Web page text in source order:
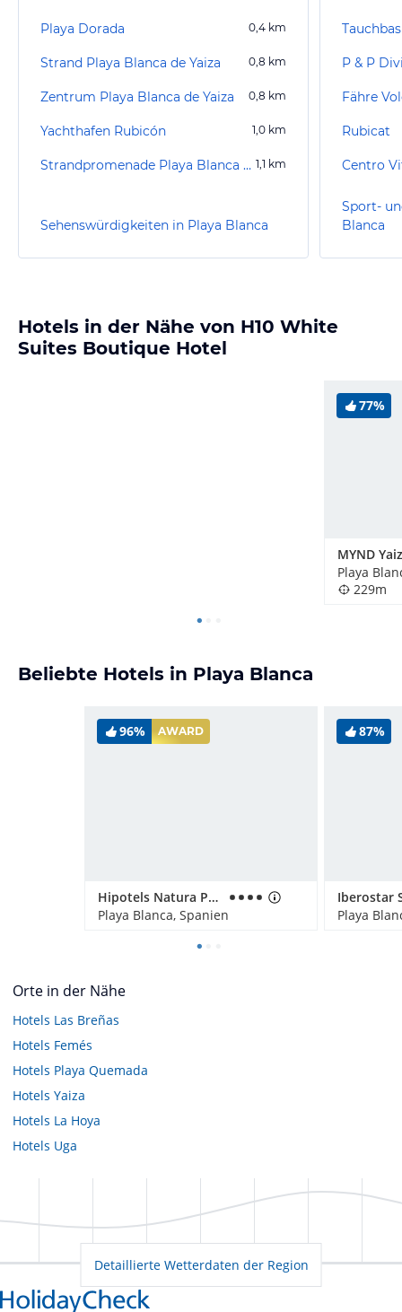
Playa Dorada 0,4 km
Strand Playa Blanca de Yaiza 0,8 km
Zentrum Playa Blanca de Yaiza 0,8 km
Yachthafen Rubicón 1,0 km
Strandpromenade Playa Blanca de Yaiza 1,1 km
Sehenswürdigkeiten in Playa Blanca
P & P
Fähre
Rubicat
Centro
Sport-
Blanca
Hotels in der Nähe von H10 White
Suites Boutique Hotel
77%
MYND
Playa
229m
Beliebte Hotels in Playa Blanca
96% AWARD
Hipotels Natura Palace
Playa Blanca, Spanien
87%
Playa
Orte in der Nähe
Hotels Las Breñas
Hotels Femés
Hotels Playa Quemada
Hotels Yaiza
Hotels La Hoya
Hotels Uga
Detaillierte Wetterdaten der Region